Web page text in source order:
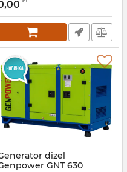
dizel
GNT 630